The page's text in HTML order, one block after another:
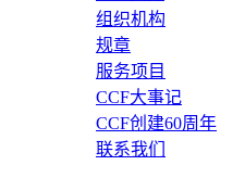
组织机构
规章
服务项目
CCF大事记
CCF创建60周年
联系我们